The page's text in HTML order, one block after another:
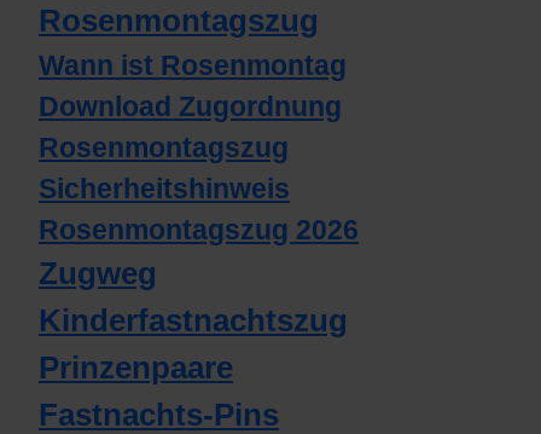
Rosenmontagszug
Wann ist Rosenmontag
Download Zugordnung
Rosenmontagszug
Sicherheitshinweis
Rosenmontagszug 2026
Zugweg
Kinderfastnachtszug
Prinzenpaare
Fastnachts-Pins